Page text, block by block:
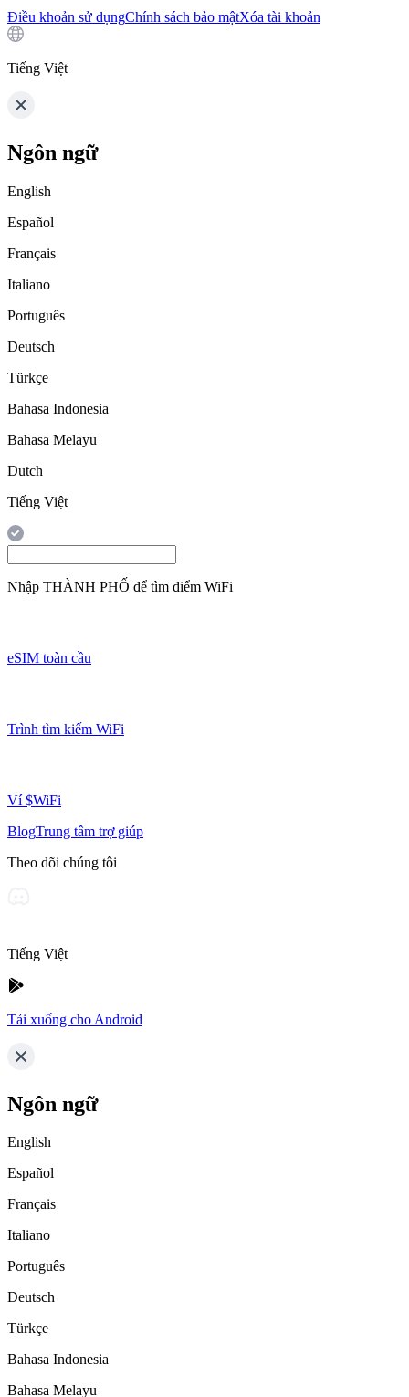
Điều khoản sử dụngChính sách bảo mậtXóa tài khoản
Tiếng Việt
Ngôn ngữ
English
Español
Français
Italiano
Português
Deutsch
Türkçe
Bahasa Indonesia
Bahasa Melayu
Dutch
Tiếng Việt
Nhập THÀNH PHỐ để tìm điểm WiFi
eSIM toàn cầu
Trình tìm kiếm WiFi
Ví $WiFi
BlogTrung tâm trợ giúp
Theo dõi chúng tôi
Tiếng Việt
Tải xuống cho Android
Ngôn ngữ
English
Español
Français
Italiano
Português
Deutsch
Türkçe
Bahasa Indonesia
Bahasa Melayu